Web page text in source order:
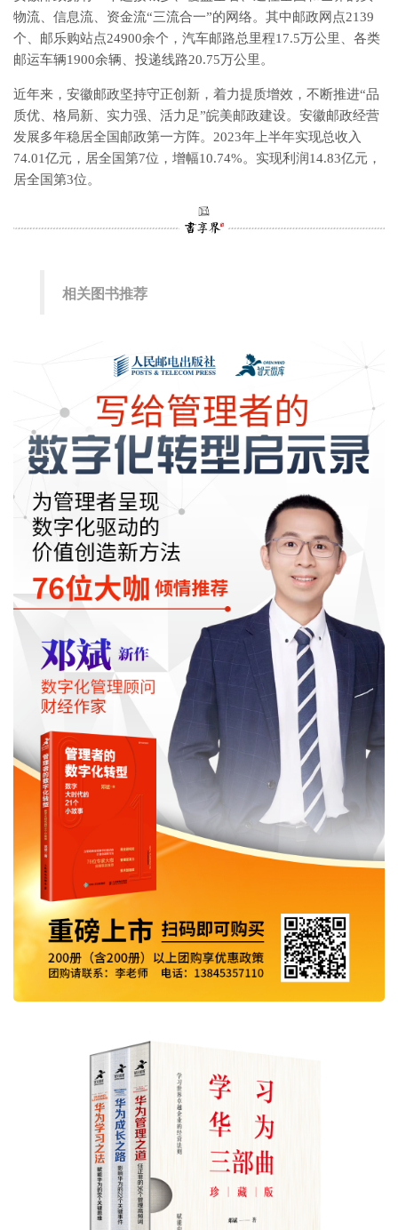
物流、信息流、资金流“三流合一”的网络。其中邮政网点2139
个、邮乐购站点24900余个，汽车邮路总里程17.5万公里、各类
邮运车辆1900余辆、投递线路20.75万公里。
近年来，安徽邮政坚持守正创新，着力提质增效，不断推进“品
质优、格局新、实力强、活力足”皖美邮政建设。安徽邮政经营
发展多年稳居全国邮政第一方阵。2023年上半年实现总收入
74.01亿元，居全国第7位，增幅10.74%。实现利润14.83亿元，
居全国第3位。
相关图书推荐